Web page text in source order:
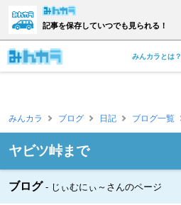
記事を保存していつでも見られる！
みんカラとは？
みんカラ ブログ 日記 ブログ一覧
ヤビツ峠まで
ブログ じぃむにぃ～さんのページ